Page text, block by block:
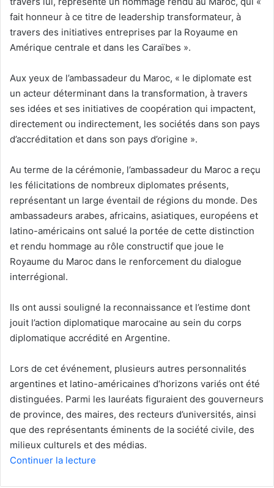
fait honneur à ce titre de leadership transformateur, à
travers des initiatives entreprises par la Royaume en
Amérique centrale et dans les Caraïbes ».
Aux yeux de l’ambassadeur du Maroc, « le diplomate est
un acteur déterminant dans la transformation, à travers
ses idées et ses initiatives de coopération qui impactent,
directement ou indirectement, les sociétés dans son pays
d’accréditation et dans son pays d’origine ».
Au terme de la cérémonie, l’ambassadeur du Maroc a reçu
les félicitations de nombreux diplomates présents,
représentant un large éventail de régions du monde. Des
ambassadeurs arabes, africains, asiatiques, européens et
latino-américains ont salué la portée de cette distinction
et rendu hommage au rôle constructif que joue le
Royaume du Maroc dans le renforcement du dialogue
interrégional.
Ils ont aussi souligné la reconnaissance et l’estime dont
jouit l’action diplomatique marocaine au sein du corps
diplomatique accrédité en Argentine.
Lors de cet événement, plusieurs autres personnalités
argentines et latino-américaines d’horizons variés ont été
distinguées. Parmi les lauréats figuraient des gouverneurs
de province, des maires, des recteurs d’universités, ainsi
que des représentants éminents de la société civile, des
milieux culturels et des médias.
Continuer la lecture